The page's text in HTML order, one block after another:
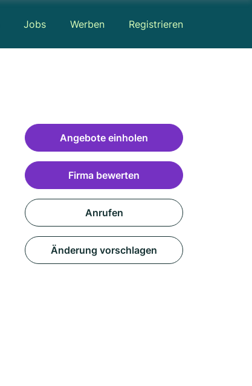
Jobs Werben Registrieren
Angebote einholen
Firma bewerten
Anrufen
Änderung vorschlagen